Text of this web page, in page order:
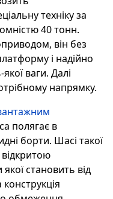
техніку за
40 тонн.
він без
і надійно
ваги. Далі
напрямку.
полягає в
борти. Шасі такої
становить від